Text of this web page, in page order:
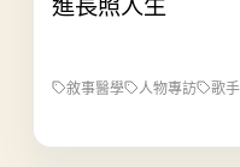
進長照人生
敘事醫學 人物專訪 歌手